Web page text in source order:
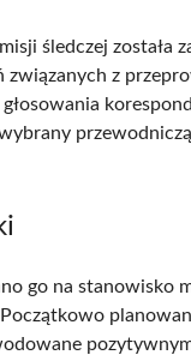
śledczej została
związanych z
go na stanowisko